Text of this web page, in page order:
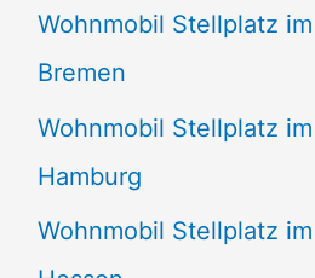
Wohnmobil Stellplatz
Bremen
Wohnmobil Stellplatz
Hamburg
Wohnmobil Stellplatz